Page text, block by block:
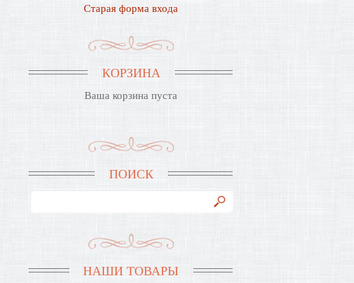
Старая форма входа
КОРЗИНА
Ваша корзина пуста
ПОИСК
НАШИ ТОВАРЫ